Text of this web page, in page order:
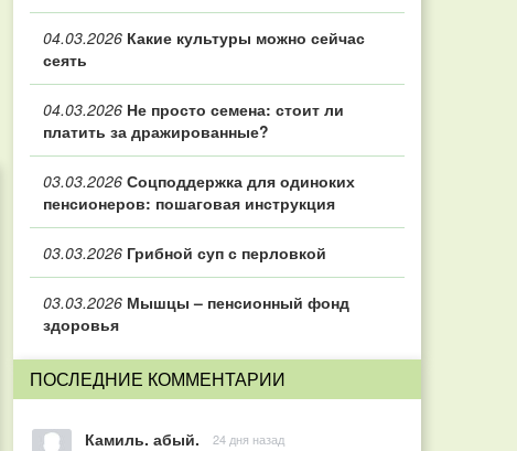
04.03.2026 Какие культуры можно сейчас
сеять
04.03.2026 Не просто семена: стоит ли
платить за дражированные?
03.03.2026 Соцподдержка для одиноких
пенсионеров: пошаговая инструкция
03.03.2026 Грибной суп с перловкой
03.03.2026 Мышцы – пенсионный фонд
здоровья
ПОСЛЕДНИЕ КОММЕНТАРИИ
Камиль. абый. 24 дня назад